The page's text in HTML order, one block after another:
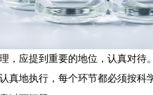
，应提到重要的地位，认真对待。
真地执行，每个环节都必须按科